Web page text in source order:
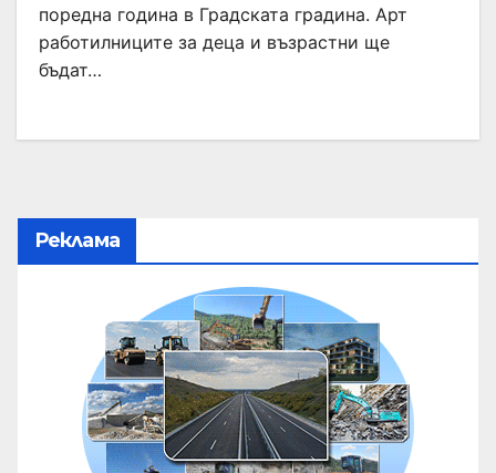
поредна година в Градската градина. Арт
работилниците за деца и възрастни ще
бъдат…
Реклама